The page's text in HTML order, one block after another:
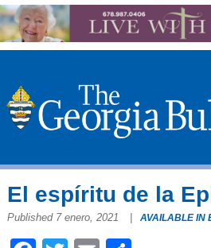
El espíritu de la
Published 7 enero, 2021 AVAILABLE IN